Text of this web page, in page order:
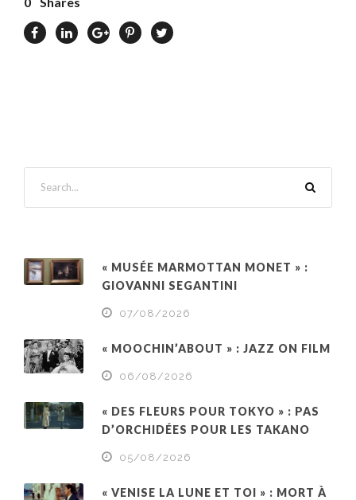
« MUSÉE MARMOTTAN MONET » :
GIOVANNI SEGANTINI
07/08/2026
« MOOCHIN’ABOUT » : JAZZ ON FILM
06/08/2026
« DES FLEURS POUR TOKYO » : PAS
D’ORCHIDÉES POUR LES TAKANO
05/08/2026
« VENISE LA LUNE ET TOI » : MORT À